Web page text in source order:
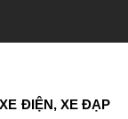
ĐIỆN, XE ĐẠP